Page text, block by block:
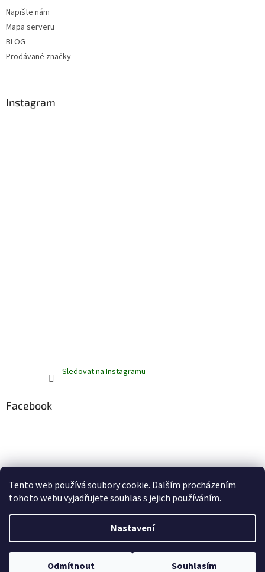
Tento web používá soubory cookie. Dalším procházením
tohoto webu vyjadřujete souhlas s jejich používáním.
Nastavení
Odmítnout Souhlasím
Napište nám
Mapa serveru
BLOG
Prodávané značky
Instagram
Sledovat na Instagramu
Facebook
Copyright 2026ZelenáZebra.cz. Všechna práva vyhrazena.Upravit